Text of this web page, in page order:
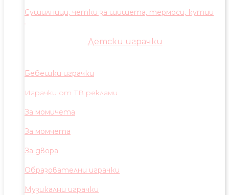
Сушилници, четки за шишета, термоси, кутии
Детски играчки
Бебешки играчки
Играчки от ТВ реклами
За момичета
За момчета
За двора
Образователни играчки
Музикални играчки